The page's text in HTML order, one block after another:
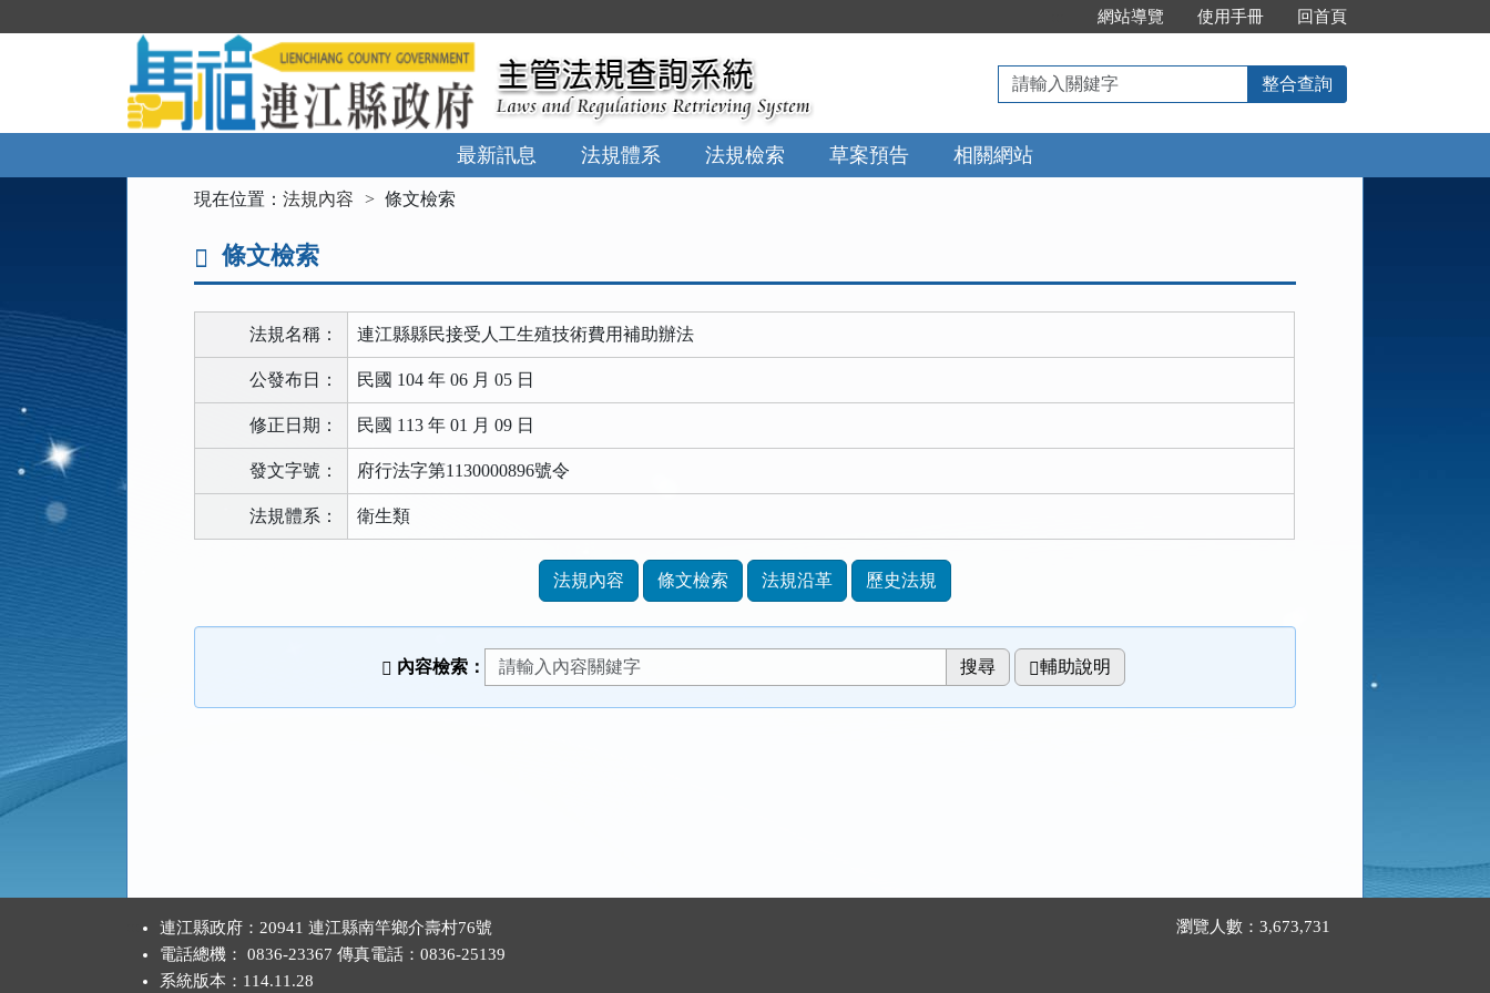
到
網站導覽 使用手冊 回首頁
請
輸
入
關
鍵
整合查詢
最新訊息 法規體系 法規檢索 草案預告 相關網站
現在位置：法規內容 條文檢索
條文檢索
法規名稱： 連江縣縣民接受人工生殖技術費用補助辦法
公發布日： 民國 104 年 06 月 05 日
修正日期： 民國 113 年 01 月 09 日
發文字號： 府行法字第1130000896號令
法規體系： 衛生類
功
鈕
法規內容 條文檢索 法規沿革 歷史法規
內容檢索： 輔助說明
連江縣政府：20941 連江縣南竿鄉介壽村76號
電話總機： 0836-23367 傳真電話：0836-25139
系統版本： 114.11.28
瀏覽人數：3,673,731